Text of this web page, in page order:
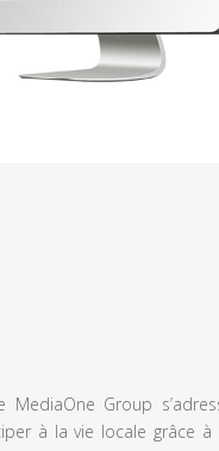
Group
à la vie locale grâce